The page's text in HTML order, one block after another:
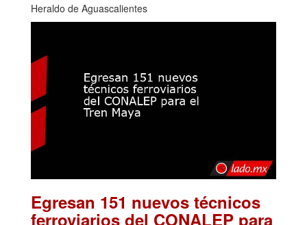
Heraldo de Aguascalientes
Egresan 151 nuevos técnicos
ferroviarios del CONALEP para